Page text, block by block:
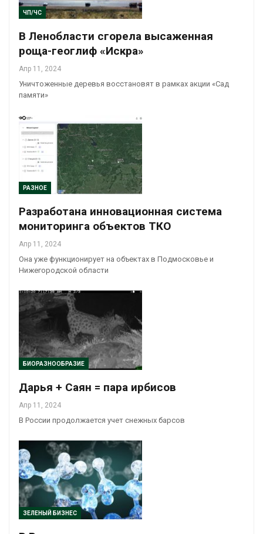
ЧП/ЧС
В Ленобласти сгорела высаженная
роща-геоглиф «Искра»
Апр 11, 2024
Уничтоженные деревья восстановят в рамках акции «Сад
памяти»
РАЗНОЕ
Разработана инновационная система
мониторинга объектов ТКО
Апр 11, 2024
Она уже функционирует на объектах в Подмосковье и
Нижегородской области
БИОРАЗНООБРАЗИЕ
Дарья + Саян = пара ирбисов
Апр 11, 2024
В России продолжается учет снежных барсов
ЗЕЛЕНЫЙ БИЗНЕС